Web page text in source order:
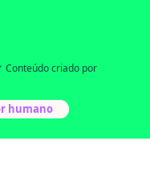
Conteúdo criado por
humano